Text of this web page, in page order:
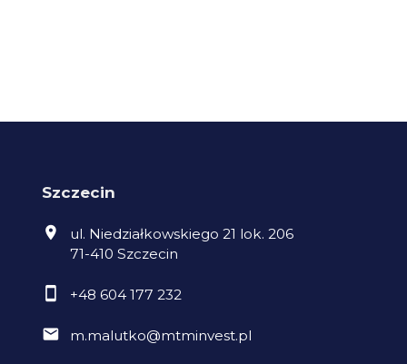
Szczecin
ul. Niedziałkowskiego 21 lok. 206
71-410 Szczecin
+48 604 177 232
m.malutko@mtminvest.pl